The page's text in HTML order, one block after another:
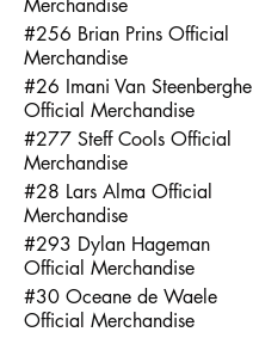
Merchandise
#256 Brian Prins Official
Merchandise
#26 Imani Van Steenberghe
Official Merchandise
#277 Steff Cools Official
Merchandise
#28 Lars Alma Official
Merchandise
#293 Dylan Hageman
Official Merchandise
#30 Oceane de Waele
Official Merchandise